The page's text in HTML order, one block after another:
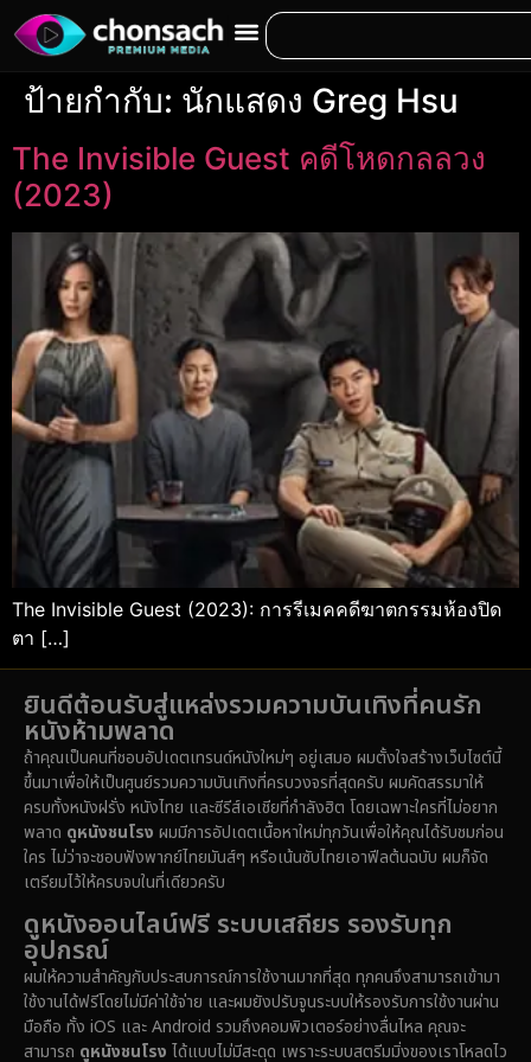
ป้ายกำกับ: นักแสดง Greg Hsu
The Invisible Guest คดีโหดกลลวง
(2023)
The Invisible Guest (2023): การรีเมคคดีฆาตกรรมห้องปิด
ตา […]
ยินดีต้อนรับสู่แหล่งรวมความบันเทิงที่คนรัก
หนังห้ามพลาด
ถ้าคุณเป็นคนที่ชอบอัปเดตเทรนด์หนังใหม่ๆ อยู่เสมอ ผมตั้งใจสร้างเว็บไซต์นี้
ขึ้นมาเพื่อให้เป็นศูนย์รวมความบันเทิงที่ครบวงจรที่สุดครับ ผมคัดสรรมาให้
ครบทั้งหนังฝรั่ง หนังไทย และซีรีส์เอเชียที่กำลังฮิต โดยเฉพาะใครที่ไม่อยาก
พลาด ดูหนังชนโรง ผมมีการอัปเดตเนื้อหาใหม่ทุกวันเพื่อให้คุณได้รับชมก่อน
ใคร ไม่ว่าจะชอบฟังพากย์ไทยมันส์ๆ หรือเน้นซับไทยเอาฟีลต้นฉบับ ผมก็จัด
เตรียมไว้ให้ครบจบในที่เดียวครับ
ดูหนังออนไลน์ฟรี ระบบเสถียร รองรับทุก
อุปกรณ์
ผมให้ความสำคัญกับประสบการณ์การใช้งานมากที่สุด ทุกคนจึงสามารถเข้ามา
ใช้งานได้ฟรีโดยไม่มีค่าใช้จ่าย และผมยังปรับจูนระบบให้รองรับการใช้งานผ่าน
มือถือ ทั้ง iOS และ Android รวมถึงคอมพิวเตอร์อย่างลื่นไหล คุณจะ
สามารถ ดูหนังชนโรง ได้แบบไม่มีสะดุด เพราะระบบสตรีมมิ่งของเราโหลดไว